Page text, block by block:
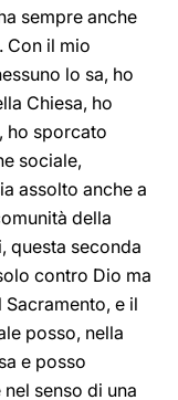
sempre anche
Con il mio
lo sa, ho
Chiesa, ho
ho sporcato
sociale,
assolto anche a
della
questa seconda
contro Dio ma
e il
posso, nella
e posso
senso di una